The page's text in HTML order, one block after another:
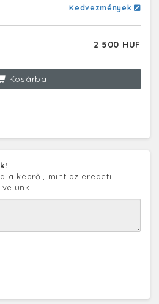
Kedvezmények
2 500 HUF
Kosárba
a képről, mint az eredeti